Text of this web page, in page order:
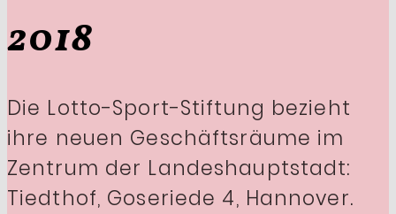
2018
Die Lotto-Sport-Stiftung bezieht
ihre neuen Geschäftsräume im
Zentrum der Landeshauptstadt:
Tiedthof, Goseriede 4, Hannover.